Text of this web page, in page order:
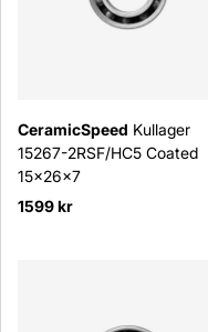
CeramicSpeed Kullager
15267-2RSF/HC5 Coated
15x26x7
1599 kr